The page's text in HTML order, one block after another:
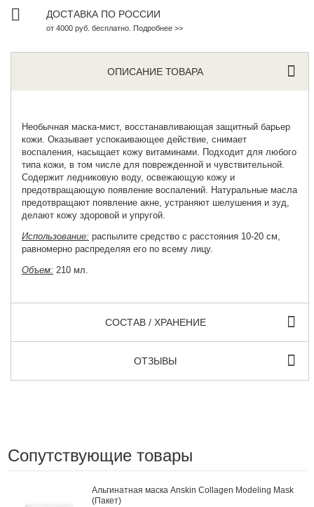
ДОСТАВКА ПО РОССИИ
от 4000 руб. бесплатно. Подробнее >>
ОПИСАНИЕ ТОВАРА
Необычная маска-мист, восстанавливающая защитный барьер
кожи. Оказывает успокаивающее действие, снимает
воспаления, насыщает кожу витаминами. Подходит для любого
типа кожи, в том числе для поврежденной и чувствительной.
Содержит ледниковую воду, освежающую кожу и
предотвращающую появление воспалений. Натуральные масла
предотвращают появление акне, устраняют шелушения и зуд,
делают кожу здоровой и упругой.
Использование: распылите средство с расстояния 10-20 см,
равномерно распределяя его по всему лицу.
Объем: 210 мл.
СОСТАВ / ХРАНЕНИЕ
ОТЗЫВЫ
Сопутствующие товары
Альгинатная маска Anskin Collagen Modeling Mask
(Пакет)